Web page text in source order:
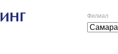
Филиал